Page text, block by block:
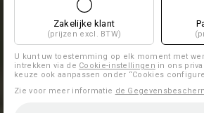
Zakelijke klant
(prijzen excl. BTW)
U kunt uw toestemming op elk moment met
intrekken via de Cookie-instellingen in ons
keuze ook aanpassen onder “Cookies
Zie voor meer informatie de